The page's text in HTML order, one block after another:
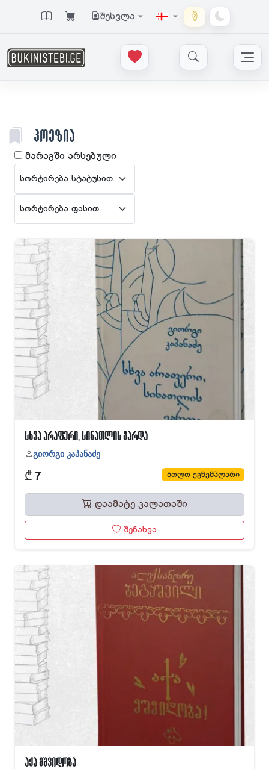
შესვლა
ᲞᲝᲔᲖᲘᲐ
მარაგში არსებული
სხვა არაფერი, სინათლის გარდა
გიორგი კაპანაძე
₾ 7 ბოლო ეგზემპლარი
დაამატე კალათაში
შენახვა
აქა მშვიდობა